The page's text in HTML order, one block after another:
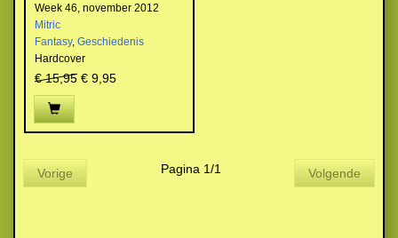
Week 46, november 2012
Mitric
Fantasy, Geschiedenis
Hardcover
€ 15,95 € 9,95
Vorige Pagina 1/1 Volgende